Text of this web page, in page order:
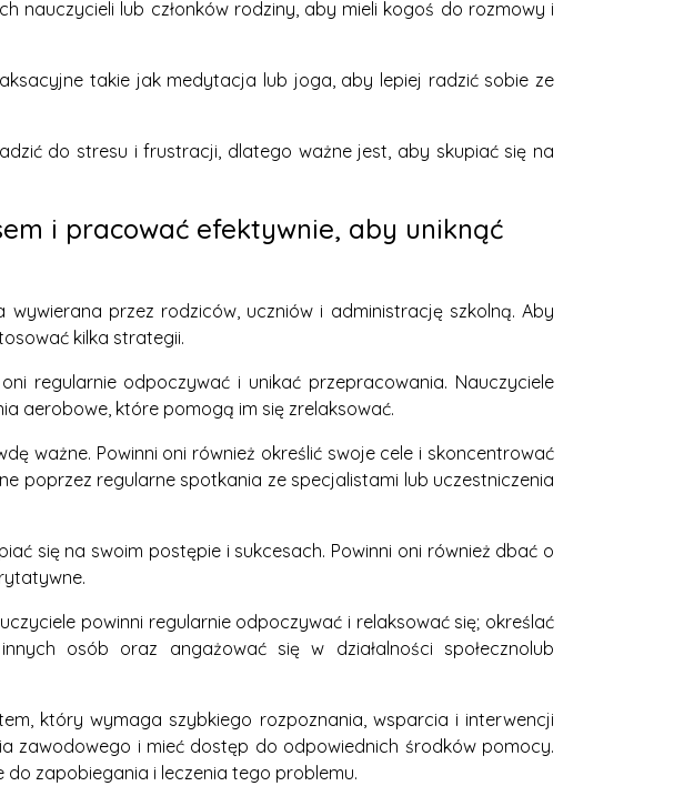
nauczycieli lub członków rodziny, aby mieli kogoś do rozmowy i
takie jak medytacja lub joga, aby lepiej radzić sobie ze
do stresu i frustracji, dlatego ważne jest, aby skupiać się na
i pracować efektywnie, aby uniknąć
przez rodziców, uczniów i administrację szkolną. Aby
kilka strategii.
regularnie odpoczywać i unikać przepracowania. Nauczyciele
aerobowe, które pomogą im się zrelaksować.
ważne. Powinni oni również określić swoje cele i skoncentrować
poprzez regularne spotkania ze specjalistami lub uczestniczenia
się na swoim postępie i sukcesach. Powinni oni również dbać o
powinni regularnie odpoczywać i relaksować się; określać
osób oraz angażować się w działalności społecznolub
który wymaga szybkiego rozpoznania, wsparcia i interwencji
zawodowego i mieć dostęp do odpowiednich środków pomocy.
zapobiegania i leczenia tego problemu.